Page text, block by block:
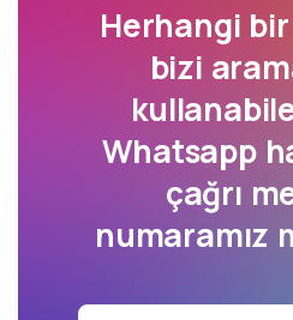
Herhangi
bizi
Whatsapp
çağrı
numaramız